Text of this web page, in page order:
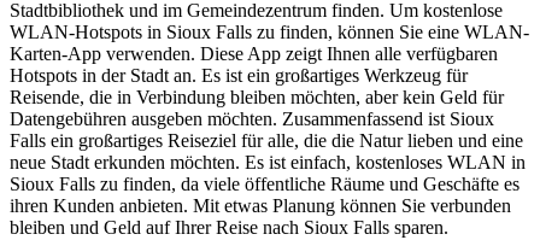
Stadtbibliothek und im Gemeindezentrum finden. Um kostenlose
WLAN-Hotspots in Sioux Falls zu finden, können Sie eine WLAN-
Karten-App verwenden. Diese App zeigt Ihnen alle verfügbaren
Hotspots in der Stadt an. Es ist ein großartiges Werkzeug für
Reisende, die in Verbindung bleiben möchten, aber kein Geld für
Datengebühren ausgeben möchten. Zusammenfassend ist Sioux
Falls ein großartiges Reiseziel für alle, die die Natur lieben und eine
neue Stadt erkunden möchten. Es ist einfach, kostenloses WLAN in
Sioux Falls zu finden, da viele öffentliche Räume und Geschäfte es
ihren Kunden anbieten. Mit etwas Planung können Sie verbunden
bleiben und Geld auf Ihrer Reise nach Sioux Falls sparen.